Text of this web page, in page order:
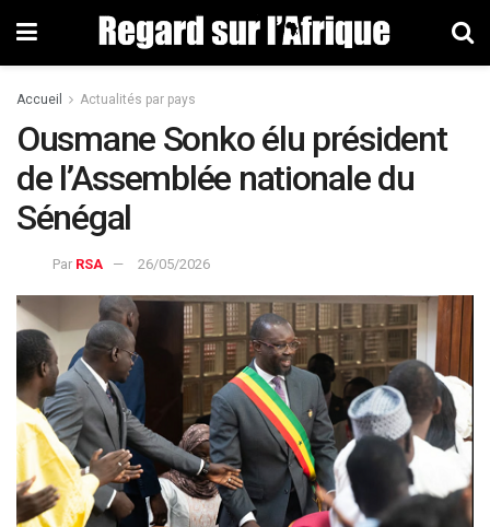
Accueil Actualités par pays
Ousmane Sonko élu président
de l’Assemblée nationale du
Sénégal
Par RSA 26/05/2026